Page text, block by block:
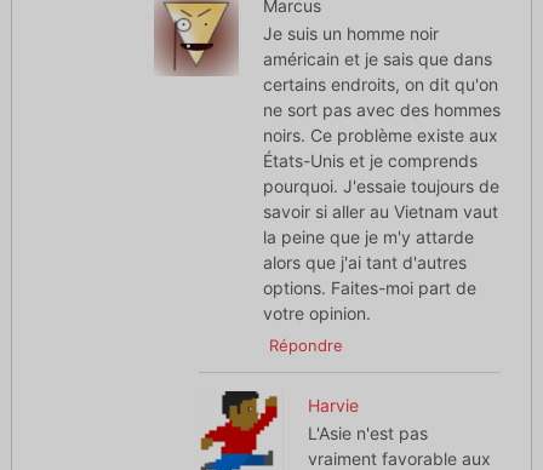
Marcus
Je suis un homme noir
américain et je sais que dans
certains endroits, on dit qu'on
ne sort pas avec des hommes
noirs. Ce problème existe aux
États-Unis et je comprends
pourquoi. J'essaie toujours de
savoir si aller au Vietnam vaut
la peine que je m'y attarde
alors que j'ai tant d'autres
options. Faites-moi part de
votre opinion.
Répondre
Harvie
L'Asie n'est pas
vraiment favorable aux